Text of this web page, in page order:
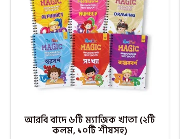
আরবি বাদে ৬টি ম্যাজিক খাতা (২টি
কলম, ১০টি শীষসহ)